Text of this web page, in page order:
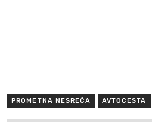
PROMETNA NESREČA AVTOCESTA